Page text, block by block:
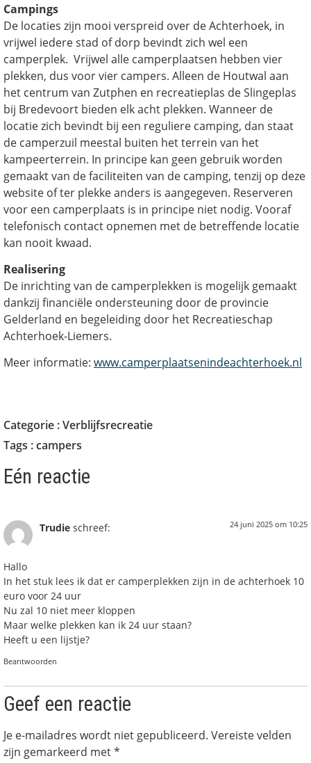
Campings
De locaties zijn mooi verspreid over de Achterhoek, in
vrijwel iedere stad of dorp bevindt zich wel een
camperplek. Vrijwel alle camperplaatsen hebben vier
plekken, dus voor vier campers. Alleen de Houtwal aan
het centrum van Zutphen en recreatieplas de Slingeplas
bij Bredevoort bieden elk acht plekken. Wanneer de
locatie zich bevindt bij een reguliere camping, dan staat
de camperzuil meestal buiten het terrein van het
kampeerterrein. In principe kan geen gebruik worden
gemaakt van de faciliteiten van de camping, tenzij op deze
website of ter plekke anders is aangegeven. Reserveren
voor een camperplaats is in principe niet nodig. Vooraf
telefonisch contact opnemen met de betreffende locatie
kan nooit kwaad.
Realisering
De inrichting van de camperplekken is mogelijk gemaakt
dankzij financiële ondersteuning door de provincie
Gelderland en begeleiding door het Recreatieschap
Achterhoek-Liemers.
Meer informatie: www.camperplaatsenindeachterhoek.nl
Categorie :Verblijfsrecreatie
Tags :campers
Eén reactie
Trudie schreef: 24 juni 2025 om 10:25
Hallo
In het stuk lees ik dat er camperplekken zijn in de achterhoek 10
euro voor 24 uur
Nu zal 10 niet meer kloppen
Maar welke plekken kan ik 24 uur staan?
Heeft u een lijstje?
Beantwoorden
Geef een reactie
Je e-mailadres wordt niet gepubliceerd. Vereiste velden
zijn gemarkeerd met*